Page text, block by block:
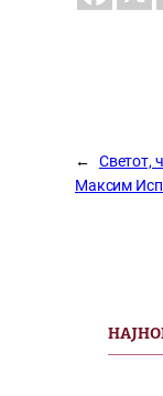
←
Светот,
Максим